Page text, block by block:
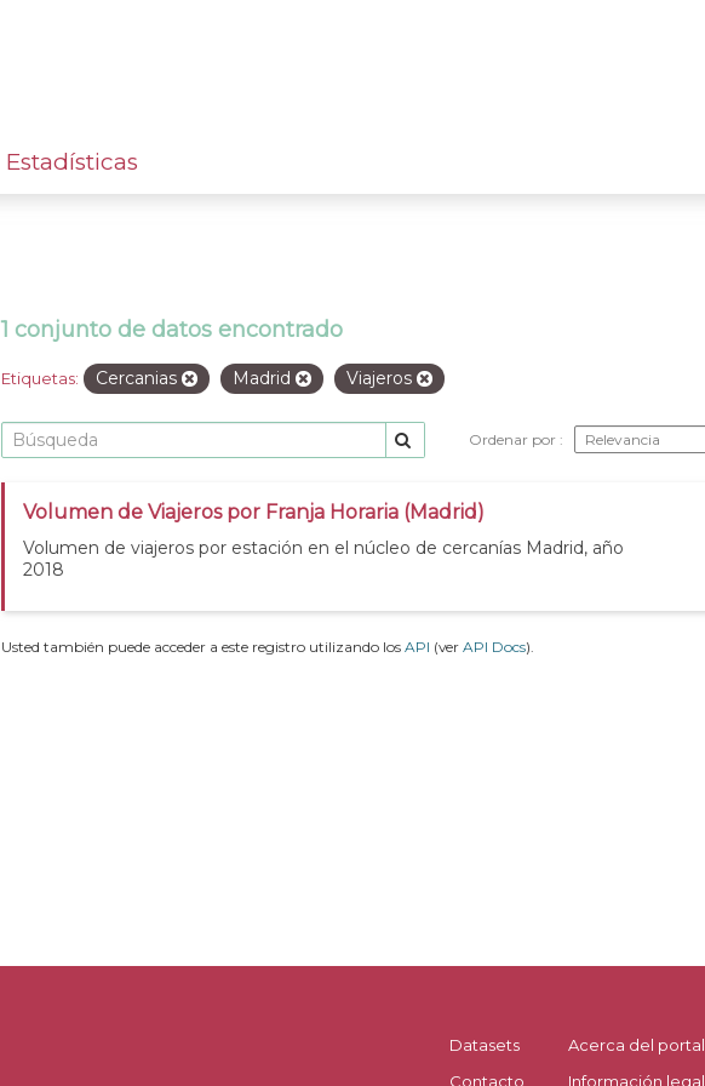
Estadísticas
1 conjunto de datos encontrado
Etiquetas: Cercanias Madrid Viajeros
Ordenar por
Volumen de Viajeros por Franja Horaria (Madrid)
Volumen de viajeros por estación en el núcleo de cercanías Madrid, año
2018
Usted también puede acceder a este registro utilizando los API (ver API Docs).
Datasets
Contacto
Acerca del portal
Información legal